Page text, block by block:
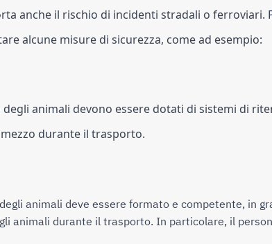
anche il rischio di incidenti stradali o ferroviari.
alcune misure di sicurezza, come ad esempio:
animali devono essere dotati di sistemi di
durante il trasporto.
animali deve essere formato e competente, in
animali durante il trasporto. In particolare, il